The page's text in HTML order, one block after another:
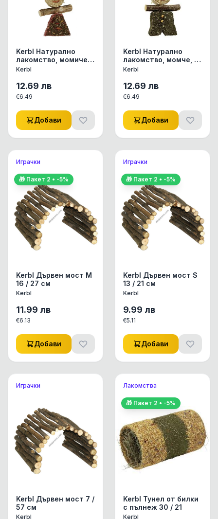
Kerbl Натурално
лакомство, момиче,
13 / 7
Kerbl
12.69 лв
€6.49
Добави
Kerbl Натурално
лакомство, момче, 13
/ 7
Kerbl
12.69 лв
€6.49
Добави
🎁 Пакет 2 • -5%
Играчки
Kerbl Дървен мост М
16 / 27 см
Kerbl
11.99 лв
€6.13
Добави
🎁 Пакет 2 • -5%
Играчки
Kerbl Дървен мост S
13 / 21 см
Kerbl
9.99 лв
€5.11
Добави
Играчки
Kerbl Дървен мост 7 /
57 см
Kerbl
🎁 Пакет 2 • -5%
Лакомства
Kerbl Тунел от билки
с пълнеж 30 / 21
Kerbl